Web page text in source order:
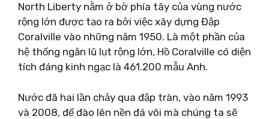
North Liberty nằm ở bờ phía tây của vùng nước
rộng lớn được tạo ra bởi việc xây dựng Đập
Coralville vào những năm 1950. Là một phần của
hệ thống ngăn lũ lụt rộng lớn, Hồ Coralville có diện
tích đáng kinh ngạc là 461.200 mẫu Anh.
Nước đã hai lần chảy qua đập tràn, vào năm 1993
và 2008, để đào lên nền đá vôi mà chúng ta sẽ